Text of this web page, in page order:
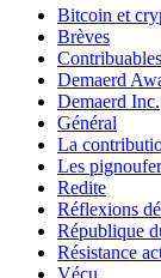
Bitcoin et
Brèves
Demaerd
Demaerd Inc.
Général
La
Les
Redite
Réflexions
République
Résistance